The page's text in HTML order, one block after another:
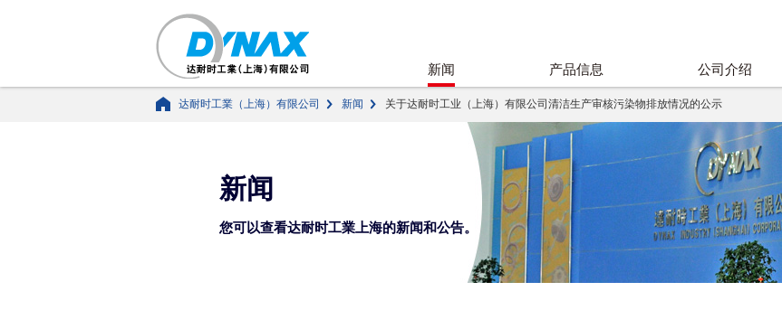
新闻 产品信息 公司介绍
达耐时工業（上海）有限公司 新闻 关于达耐时工业（上海）有限公司清洁生产审核污染物排放情况的公示
新闻
您可以查看达耐时工業上海的新闻和公告。